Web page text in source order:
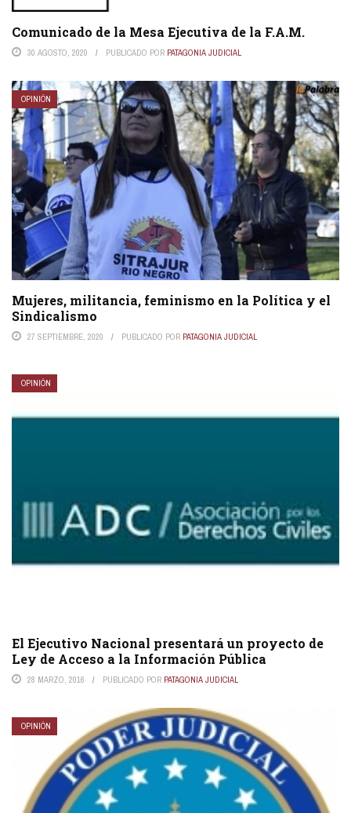
Comunicado de la Mesa Ejecutiva de la F.A.M.
30 AGOSTO, 2020 PUBLICADO POR PATAGONIA JUDICIAL
OPINIÓN
Mujeres, militancia, feminismo en la Política y el
Sindicalismo
27 SEPTIEMBRE, 2020 PUBLICADO POR PATAGONIA JUDICIAL
OPINIÓN
El Ejecutivo Nacional presentará un proyecto de
Ley de Acceso a la Información Pública
28 MARZO, 2016 PUBLICADO POR PATAGONIA JUDICIAL
OPINIÓN